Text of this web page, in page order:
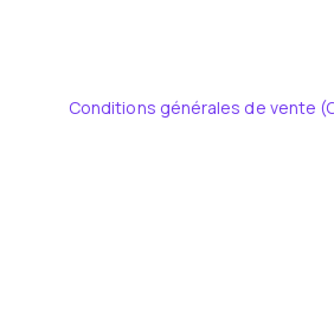
Conditions générales de vente